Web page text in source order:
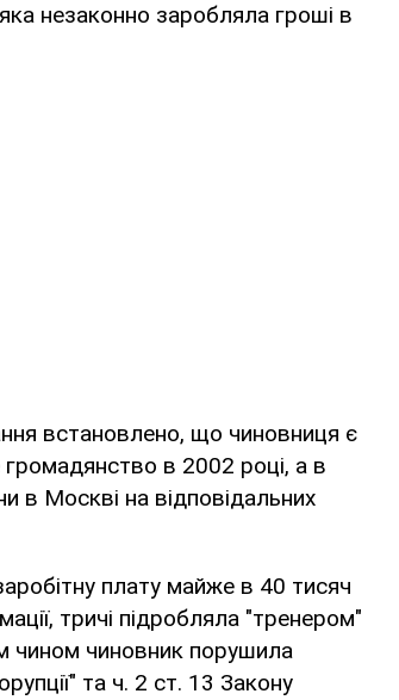
незаконно заробляла гроші в
встановлено, що чиновниця є
в 2002 році, а в
в Москві на відповідальних
плату майже в 40 тисяч
тричі підробляла "тренером"
чином чиновник порушила
та ч. 2 ст. 13 Закону